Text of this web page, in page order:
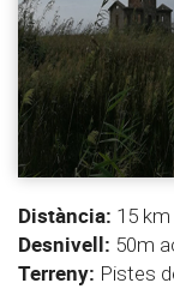
Distància: 15
Desnivell: 50m
Terreny: Pistes